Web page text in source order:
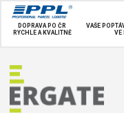
DOPRAVA PO ČR
RYCHLE A KVALITNĚ
VAŠE
VE